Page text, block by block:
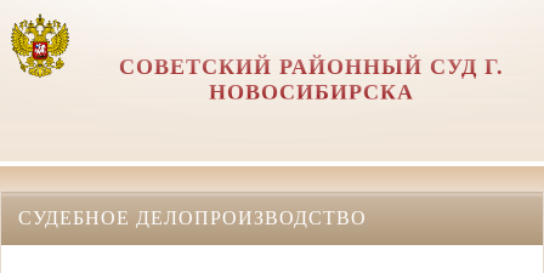
СОВЕТСКИЙ РАЙОННЫЙ СУД Г.
НОВОСИБИРСКА
СУДЕБНОЕ ДЕЛОПРОИЗВОДСТВО